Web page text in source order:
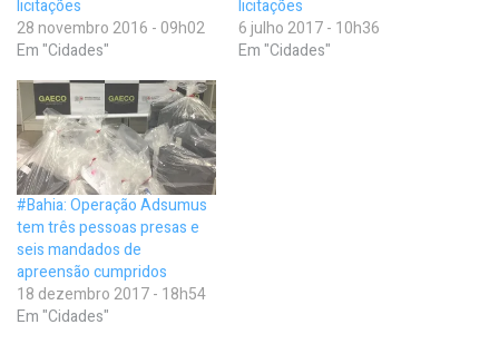
licitações
28 novembro 2016 - 09h02
Em "Cidades"
licitações
6 julho 2017 - 10h36
Em "Cidades"
#Bahia: Operação Adsumus
tem três pessoas presas e
seis mandados de
apreensão cumpridos
18 dezembro 2017 - 18h54
Em "Cidades"